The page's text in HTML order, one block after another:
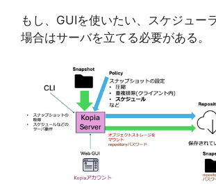
もし、GUIを使いたい、スケジュー
場合はサーバを立てる必要がある。